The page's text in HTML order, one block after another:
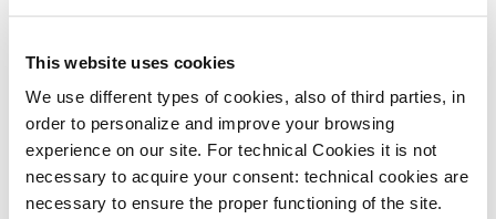
This website uses cookies
We use different types of cookies, also of third parties, in
order to personalize and improve your browsing
experience on our site. For technical Cookies it is not
necessary to acquire your consent: technical cookies are
necessary to ensure the proper functioning of the site.
Mercoledì 06 Maggio ‘26 –MARTA GRAHAM
DANCE COMPANY
Domenica 24 Maggio ‘26 –
CARMEN
di Georges Bizet
Venerdì 12 Giugno ‘26 –ENRICO DI BORGOGNA*
Gaetano Donizetti
Venerdì 26 Giugno ‘26 – VENERE E ADONEdi
Salvatore Sciarrino